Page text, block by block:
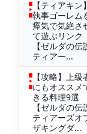
【ティアキン】
執事ゴーレム
瘴気で気絶さ
て遊ぶリンク
【ゼルダの伝
ティアー...
【攻略】上級
にもオススメ
きる料理9選
【ゼルダの伝
ティアーズオ
ザキングダ...